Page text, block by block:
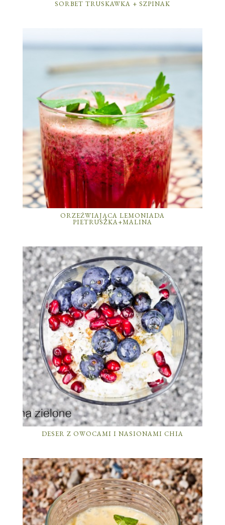
SORBET TRUSKAWKA + SZPINAK
ORZEŹWIAJĄCA LEMONIADA
PIETRUSZKA+MALINA
DESER Z OWOCAMI I NASIONAMI CHIA